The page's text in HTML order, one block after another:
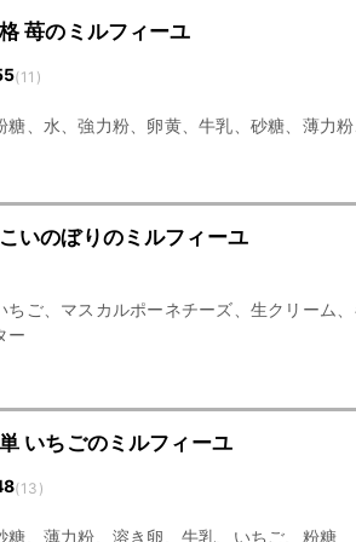
苺のミルフィーユ
(11 )
糖、水、強力粉、卵黄、牛乳、砂糖、薄力
いのぼりのミルフィーユ
ちご、マスカルポーネチーズ、生クリーム
ー
いちごのミルフィーユ
(13 )
糖、薄力粉、溶き卵、牛乳、いちご、粉糖